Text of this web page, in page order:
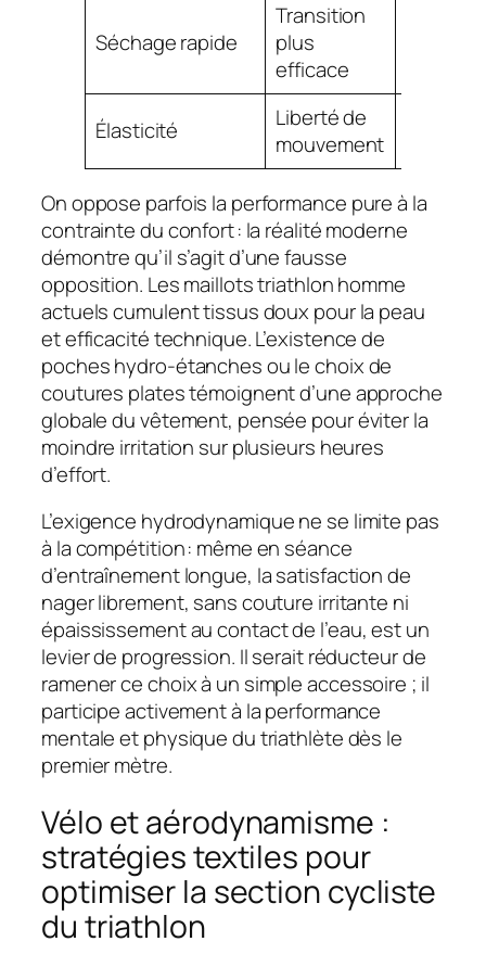
Séchage rapide
Transition
plus
efficace
Élasticité
Liberté de
mouvement
On oppose parfois la performance pure à la
contrainte du confort : la réalité moderne
démontre qu’il s’agit d’une fausse
opposition. Les maillots triathlon homme
actuels cumulent tissus doux pour la peau
et efficacité technique. L’existence de
poches hydro-étanches ou le choix de
coutures plates témoignent d’une approche
globale du vêtement, pensée pour éviter la
moindre irritation sur plusieurs heures
d’effort.
L’exigence hydrodynamique ne se limite pas
à la compétition : même en séance
d’entraînement longue, la satisfaction de
nager librement, sans couture irritante ni
épaississement au contact de l’eau, est un
levier de progression. Il serait réducteur de
ramener ce choix à un simple accessoire ; il
participe activement à la performance
mentale et physique du triathlète dès le
premier mètre.
Vélo et aérodynamisme :
stratégies textiles pour
optimiser la section cycliste
du triathlon